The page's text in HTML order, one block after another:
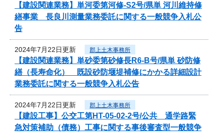
【建設関連業務】単河委第河修-S2号/県単 河川維持修
繕事業 長良川測量業務委託に関する一般競争入札公
告
2024年7月22日更新 郡上土木事務所
【建設関連業務】単砂委第砂修長R6-B号/県単 砂防修
繕（長寿命化） 既設砂防堰堤補修にかかる詳細設計
業務委託に関する一般競争入札公告
2024年7月22日更新 郡上土木事務所
【建設工事】公交工第HT-05-02-2号/公共 通学路緊
急対策補助（債務）工事に関する事後審査型一般競争